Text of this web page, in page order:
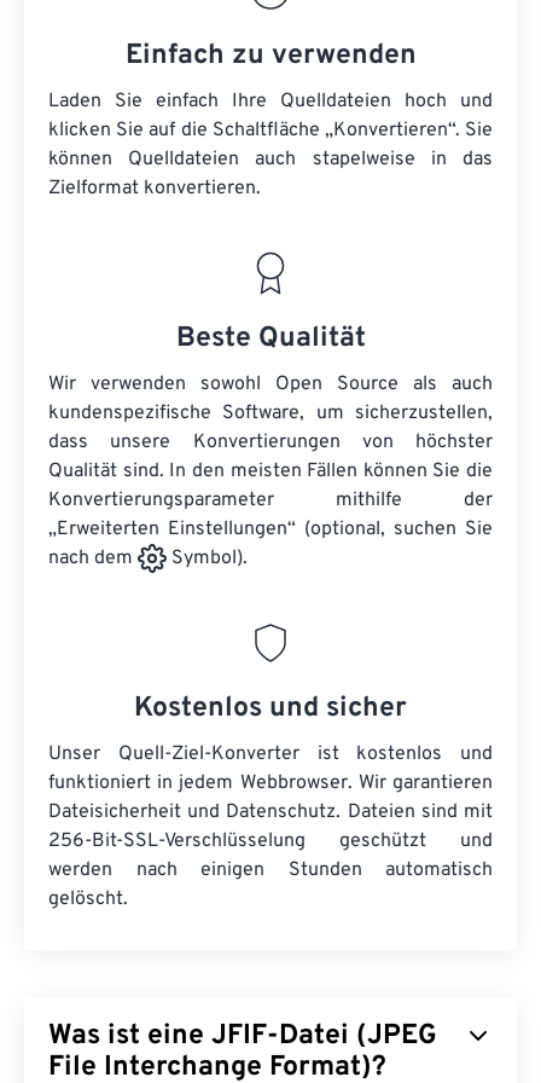
Einfach zu verwenden
Laden Sie einfach Ihre Quelldateien hoch und
klicken Sie auf die Schaltfläche „Konvertieren“. Sie
können Quelldateien auch stapelweise in das
Zielformat konvertieren.
Beste Qualität
Wir verwenden sowohl Open Source als auch
kundenspezifische Software, um sicherzustellen,
dass unsere Konvertierungen von höchster
Qualität sind. In den meisten Fällen können Sie die
Konvertierungsparameter mithilfe der
„Erweiterten Einstellungen“ (optional, suchen Sie
nach dem
Symbol).
Kostenlos und sicher
Unser Quell-Ziel-Konverter ist kostenlos und
funktioniert in jedem Webbrowser. Wir garantieren
Dateisicherheit und Datenschutz. Dateien sind mit
256-Bit-SSL-Verschlüsselung geschützt und
werden nach einigen Stunden automatisch
gelöscht.
Was ist eine JFIF-Datei (JPEG
File Interchange Format)?